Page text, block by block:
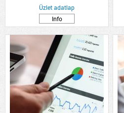
Üzlet adatlap
Info